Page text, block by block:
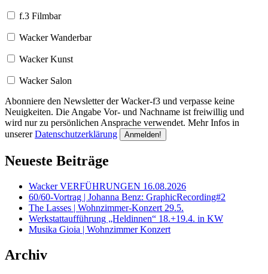
f.3 Filmbar
Wacker Wanderbar
Wacker Kunst
Wacker Salon
Abonniere den Newsletter der Wacker-f3 und verpasse keine
Neuigkeiten. Die Angabe Vor- und Nachname ist freiwillig und
wird nur zu persönlichen Ansprache verwendet. Mehr Infos in
unsererDatenschutzerklärung
Neueste Beiträge
Wacker VERFÜHRUNGEN 16.08.2026
60/60-Vortrag | Johanna Benz: GraphicRecording#2
The Lasses | Wohnzimmer-Konzert 29.5.
Werkstattaufführung „Heldinnen“ 18.+19.4. in KW
Musika Gioia | Wohnzimmer Konzert
Archiv